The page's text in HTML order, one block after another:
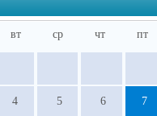
вт ср чт пт
4 5 6 7